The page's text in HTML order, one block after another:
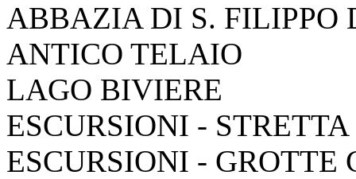
ABBAZIA DI S. FILIPPO
ANTICO TELAIO
LAGO BIVIERE
ESCURSIONI -
ESCURSIONI - GROTTE